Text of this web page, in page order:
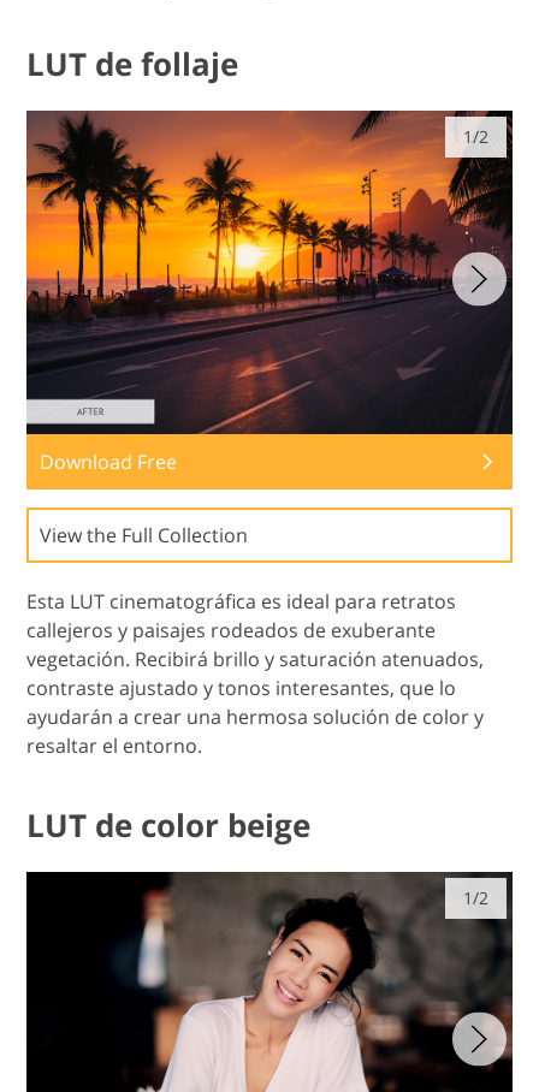
LUT de follaje
1/2
Download Free
View the Full Collection
Esta LUT cinematográfica es ideal para retratos
callejeros y paisajes rodeados de exuberante
vegetación. Recibirá brillo y saturación atenuados,
contraste ajustado y tonos interesantes, que lo
ayudarán a crear una hermosa solución de color y
resaltar el entorno.
LUT de color beige
1/2